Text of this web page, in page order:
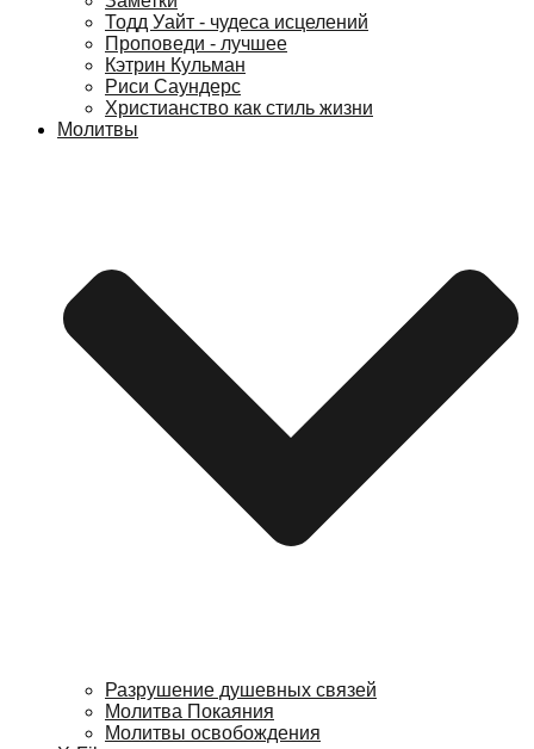
Тодд Уайт - чудеса исцелений
Проповеди - лучшее
Кэтрин Кульман
Риси Саундерс
Христианство как стиль жизни
Молитвы
Разрушение душевных связей
Молитва Покаяния
Молитвы освобождения